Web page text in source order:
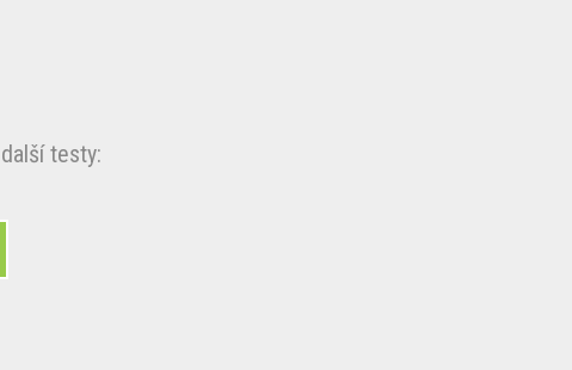
testy: